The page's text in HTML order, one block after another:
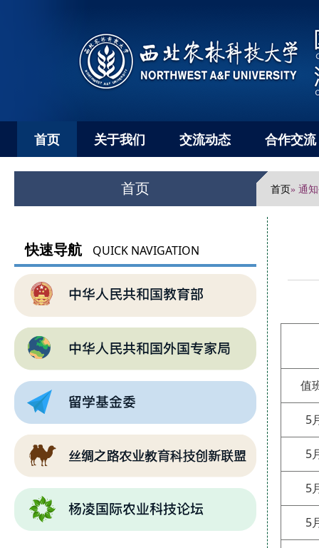
首页 关于我们 交流动态 合作交流
首页 首页» 通
快速导航 QUICK NAVIGATION
值
5
5
5
5